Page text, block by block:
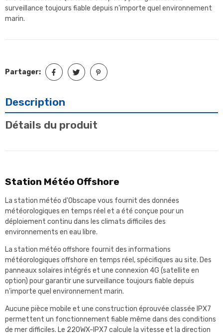
surveillance toujours fiable depuis n'importe quel environnement
marin.
Partager:
Description
Détails du produit
Station Météo Offshore
La station météo d'Obscape vous fournit des données
météorologiques en temps réel et a été conçue pour un
déploiement continu dans les climats difficiles des
environnements en eau libre.
La station météo offshore fournit des informations
météorologiques offshore en temps réel, spécifiques au site. Des
panneaux solaires intégrés et une connexion 4G (satellite en
option) pour garantir une surveillance toujours fiable depuis
n'importe quel environnement marin.
Aucune pièce mobile et une construction éprouvée classée IPX7
permettent un fonctionnement fiable même dans des conditions
de mer difficiles. Le 220WX-IPX7 calcule la vitesse et la direction